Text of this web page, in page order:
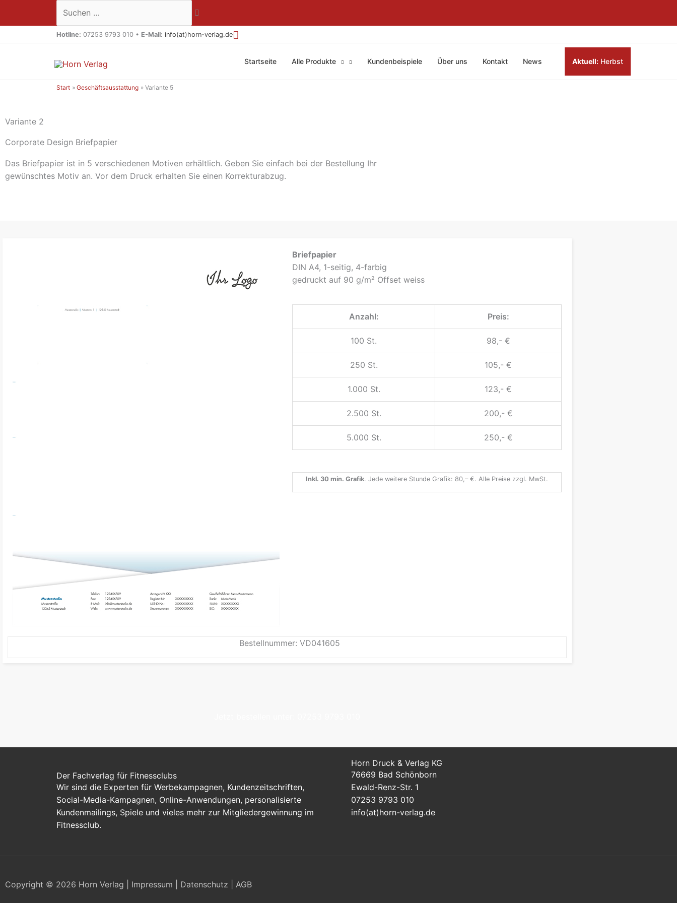
Suchen …
Hotline: 07253 9793 010 • E-Mail: info(at)horn-verlag.de
Startseite Alle Produkte Kundenbeispiele Über uns Kontakt News Aktuell: Herbst
Start Geschäftsausstattung Variante 5
Variante 2
Corporate Design Briefpapier
Das Briefpapier ist in 5 verschiedenen Motiven erhältlich. Geben Sie einfach bei der Bestellung Ihr
gewünschtes Motiv an. Vor dem Druck erhalten Sie einen Korrekturabzug.
Briefpapier
DIN A4, 1-seitig, 4-farbig
gedruckt auf 90 g/m² Offset weiss
Anzahl: Preis:
100 St. 98,- €
250 St. 105,- €
1.000 St. 123,- €
2.500 St. 200,- €
5.000 St. 250,- €
Inkl. 30 min. Grafik. Jede weitere Stunde Grafik: 80,– €. Alle Preise zzgl. MwSt.
Bestellnummer: VD041605
Der Fachverlag für Fitnessclubs
Wir sind die Experten für Werbekampagnen, Kundenzeitschriften,
Social-Media-Kampagnen, Online-Anwendungen, personalisierte
Kundenmailings, Spiele und vieles mehr zur Mitgliedergewinnung im
Fitnessclub.
Horn Druck & Verlag KG
76669 Bad Schönborn
Ewald-Renz-Str. 1
07253 9793 010
info(at)horn-verlag.de
Copyright © 2026 Horn Verlag | Impressum Datenschutz AGB